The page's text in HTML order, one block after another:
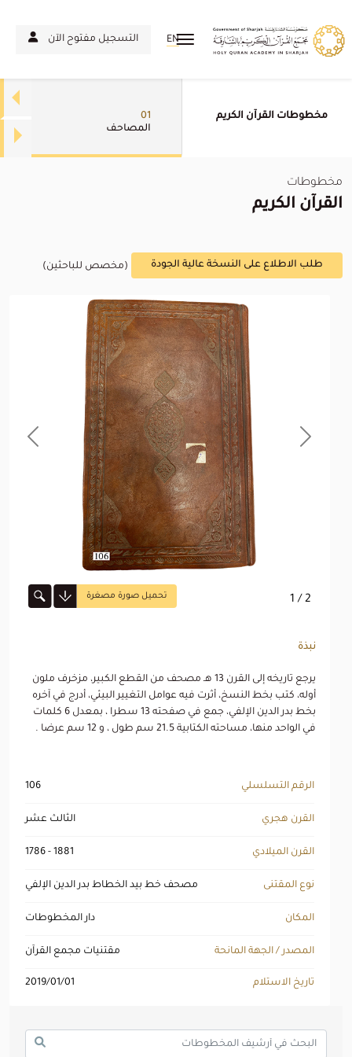
التسجيل مفتوح الآن EN
مخطوطات القرآن الكريم
01
المصاحف
مخطوطات
القرآن الكريم
(مخصص للباحثين) طلب الاطلاع على النسخة عالية الجودة
Next
تحميل صورة مصغرة 1 / 2
نبذة
يرجع تاريخه إلى القرن 13 هـ مصحف من القطع الكبير، مزخرف ملون
أوله، كتب بخط النسخ، أثرت فيه عوامل التغيير البيئي، أدرج في آخره
بخط بدر الدين الإلفي، جمع في صفحته 13 سطرا ، بمعدل 6 كلمات
في الواحد منها، مساحته الكتابية 21.5 سم طول ، و 12 سم عرضا .
106 الرقم التسلسلي
الثالث عشر القرن هجري
1786 - 1881 القرن الميلادي
مصحف خط بيد الخطاط بدر الدين الإلفي نوع المقتنى
دار المخطوطات المكان
مقتنيات مجمع القرآن المصدر / الجهة المانحة
2019/01/01 تاريخ الاستلام